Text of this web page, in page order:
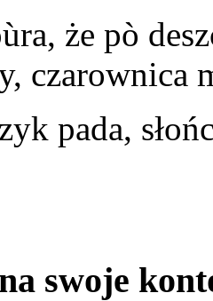
że pò
czarownica
pada,
swoje